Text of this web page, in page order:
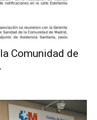
Comunidad de